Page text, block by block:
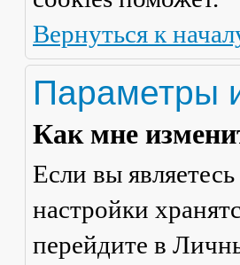
Вернуться к
Параметры
Как мне
Если вы
настройки
перейдите в